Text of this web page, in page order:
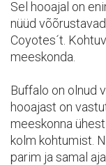
Sel hooajal on
nüüd
Coyotes´t.
meeskonda.
Buffalo on olnud
hooajast on
meeskonna
kolm kohtumist.
parim ja samal